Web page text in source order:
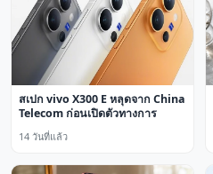
สเปก vivo X300 E หลุดจาก China
Telecom ก่อนเปิดตัวทางการ
14 วันที่แล้ว